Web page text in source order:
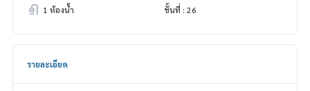
1 ห้องน้ำ
ชั้นที่ : 26
รายละเอียด